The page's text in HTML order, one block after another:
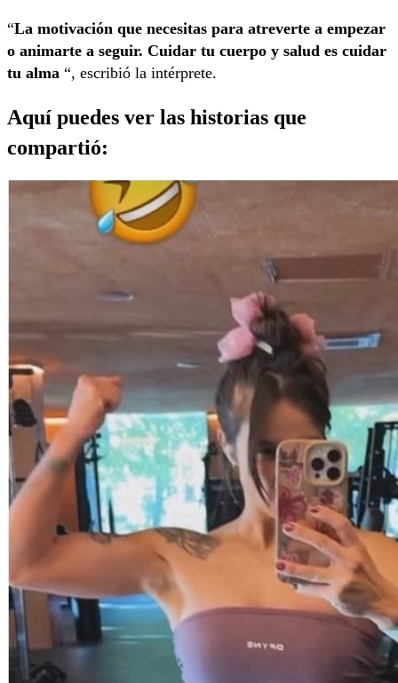
“La motivación que necesitas para atreverte a empezar
o animarte a seguir. Cuidar tu cuerpo y salud es cuidar
tu alma “, escribió la intérprete.
Aquí puedes ver las historias que
compartió: